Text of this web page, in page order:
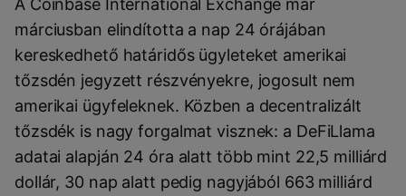
A Coinbase International Exchange már
márciusban elindította a nap 24 órájában
kereskedhető határidős ügyleteket amerikai
tőzsdén jegyzett részvényekre, jogosult nem
amerikai ügyfeleknek. Közben a decentralizált
tőzsdék is nagy forgalmat visznek: a DeFiLlama
adatai alapján 24 óra alatt több mint 22,5 milliárd
dollár, 30 nap alatt pedig nagyjából 663 milliárd